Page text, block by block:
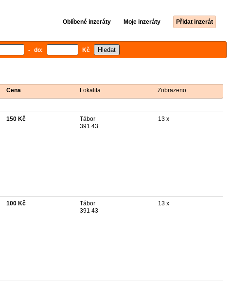
Oblíbené inzeráty Moje inzeráty Přidat inzerát
- do: Kč
Cena Lokalita Zobrazeno
150 Kč
Tábor
391 43
13 x
100 Kč
Tábor
391 43
13 x